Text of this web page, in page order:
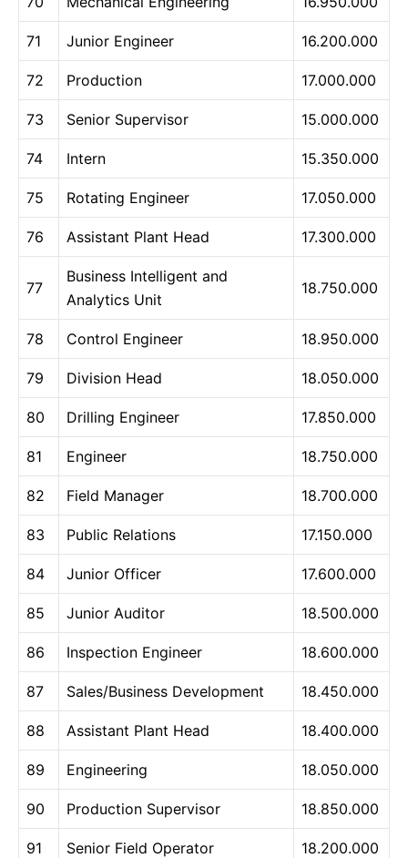
71 Junior Engineer 16.200.000
72 Production 17.000.000
73 Senior Supervisor 15.000.000
74 Intern 15.350.000
75 Rotating Engineer 17.050.000
76 Assistant Plant Head 17.300.000
77
Business Intelligent and
Analytics Unit
18.750.000
78 Control Engineer 18.950.000
79 Division Head 18.050.000
80 Drilling Engineer 17.850.000
81 Engineer 18.750.000
82 Field Manager 18.700.000
83 Public Relations 17.150.000
84 Junior Officer 17.600.000
85 Junior Auditor 18.500.000
86 Inspection Engineer 18.600.000
87 Sales/Business Development 18.450.000
88 Assistant Plant Head 18.400.000
89 Engineering 18.050.000
90 Production Supervisor 18.850.000
91 Senior Field Operator 18.200.000